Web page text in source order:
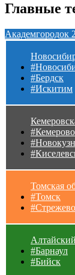
Главные
Академгородок
#Бердск
#Искитим
#Кемерово
Томская
#Томск
#Барнаул
#Бийск